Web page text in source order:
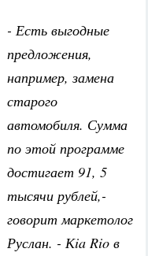
- Есть выгодные
предложения,
например, замена
старого
автомобиля. Сумма
по этой программе
достигает 91, 5
тысячи рублей,-
говорит маркетолог
Руслан. - Кia Rio в